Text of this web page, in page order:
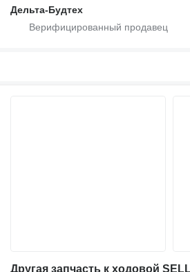
Дельта-Будтех